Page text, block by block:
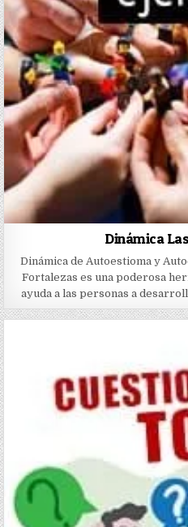
Dinámica
Dinámica de Autoestioma y
Fortalezas es una poderosa
ayuda a las personas a